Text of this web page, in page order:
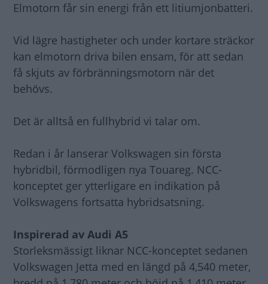
Elmotorn får sin energi från ett litiumjonbatteri.
Vid lägre hastigheter och under kortare sträckor
kan elmotorn driva bilen ensam, för att sedan
få skjuts av förbränningsmotorn när det
behövs.
Det är alltså en fullhybrid vi talar om.
Redan i år lanserar Volkswagen sin första
hybridbil, förmodligen nya Touareg. NCC-
konceptet ger ytterligare en indikation på
Volkswagens fortsatta hybridsatsning.
Inspirerad av Audi A5
Storleksmässigt liknar NCC-konceptet sedanen
Volkswagen Jetta med en längd på 4,540 meter,